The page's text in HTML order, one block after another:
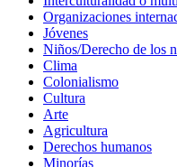
Organizaciones
Jóvenes
Niños/Derecho de los
Clima
Colonialismo
Cultura
Arte
Agricultura
Derechos humanos
Minorías